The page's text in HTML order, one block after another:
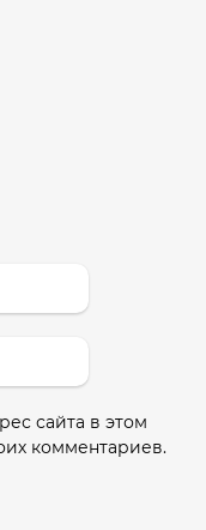
сайта в этом
комментариев.